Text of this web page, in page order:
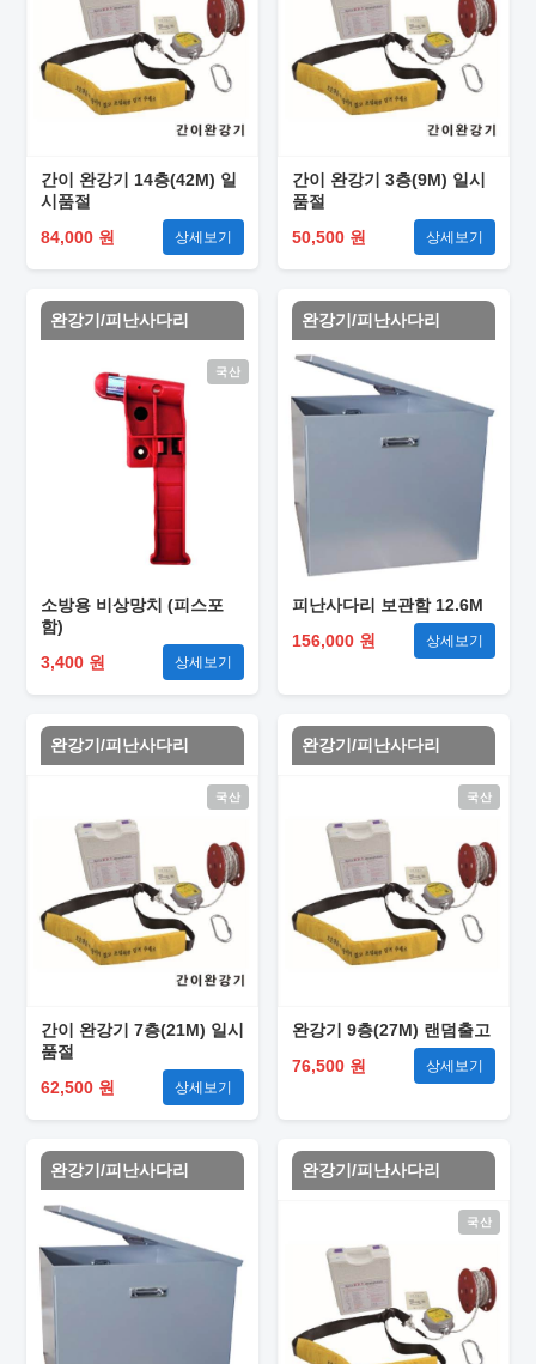
간이 완강기 14층(42M) 일
시품절
84,000 원
상세보기
간이 완강기 3층(9M) 일시
품절
50,500 원
상세보기
완강기/피난사다리
국산
소방용 비상망치 (피스포
함)
3,400 원
상세보기
완강기/피난사다리
피난사다리 보관함 12.6M
156,000 원
상세보기
완강기/피난사다리
국산
간이 완강기 7층(21M) 일시
품절
62,500 원
상세보기
완강기/피난사다리
국산
완강기 9층(27M) 랜덤출고
76,500 원
상세보기
완강기/피난사다리 완강기/피난사다리
국산